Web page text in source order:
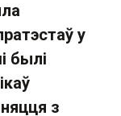
у
былі
з